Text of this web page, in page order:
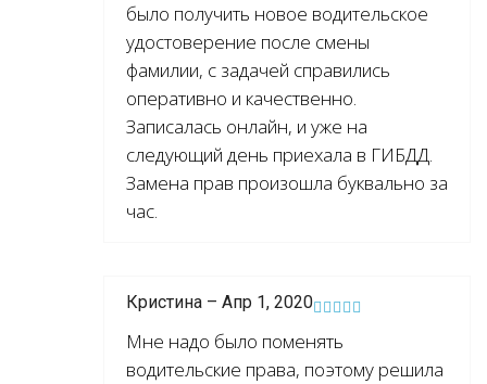
было получить новое водительское
удостоверение после смены
фамилии, с задачей справились
оперативно и качественно.
Записалась онлайн, и уже на
следующий день приехала в ГИБДД.
Замена прав произошла буквально за
час.
Кристина – Апр 1, 2020
Мне надо было поменять
водительские права, поэтому решила